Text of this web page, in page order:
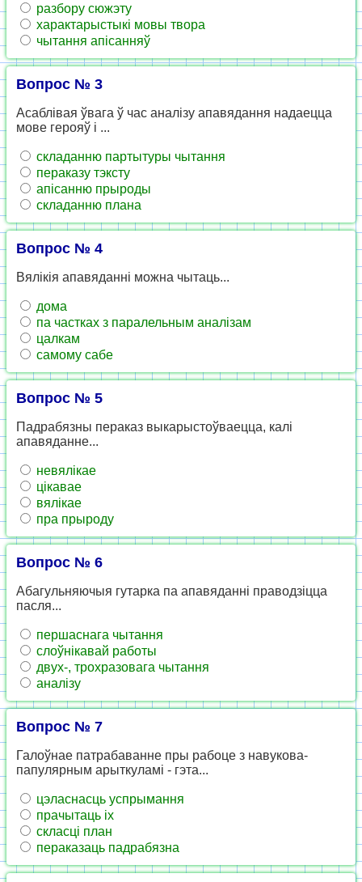
разбору сюжэту
характарыстыкі мовы твора
чытання апісанняў
Вопрос № 3
Асаблівая ўвага ў час аналізу апавядання надаецца
мове герояў і ...
складанню партытуры чытання
пераказу тэксту
апісанню прыроды
складанню плана
Вопрос № 4
Вялікія апавяданні можна чытаць...
дома
па частках з паралельным аналізам
цалкам
самому сабе
Вопрос № 5
Падрабязны пераказ выкарыстоўваецца, калі
апавяданне...
невялікае
цікавае
вялікае
пра прыроду
Вопрос № 6
Абагульняючыя гутарка па апавяданні праводзіцца
пасля...
першаснага чытання
слоўнікавай работы
двух-, трохразовага чытання
аналізу
Вопрос № 7
Галоўнае патрабаванне пры рабоце з навукова-
папулярным арыткуламі - гэта...
цэласнасць успрымання
прачытаць іх
скласці план
пераказаць падрабязна